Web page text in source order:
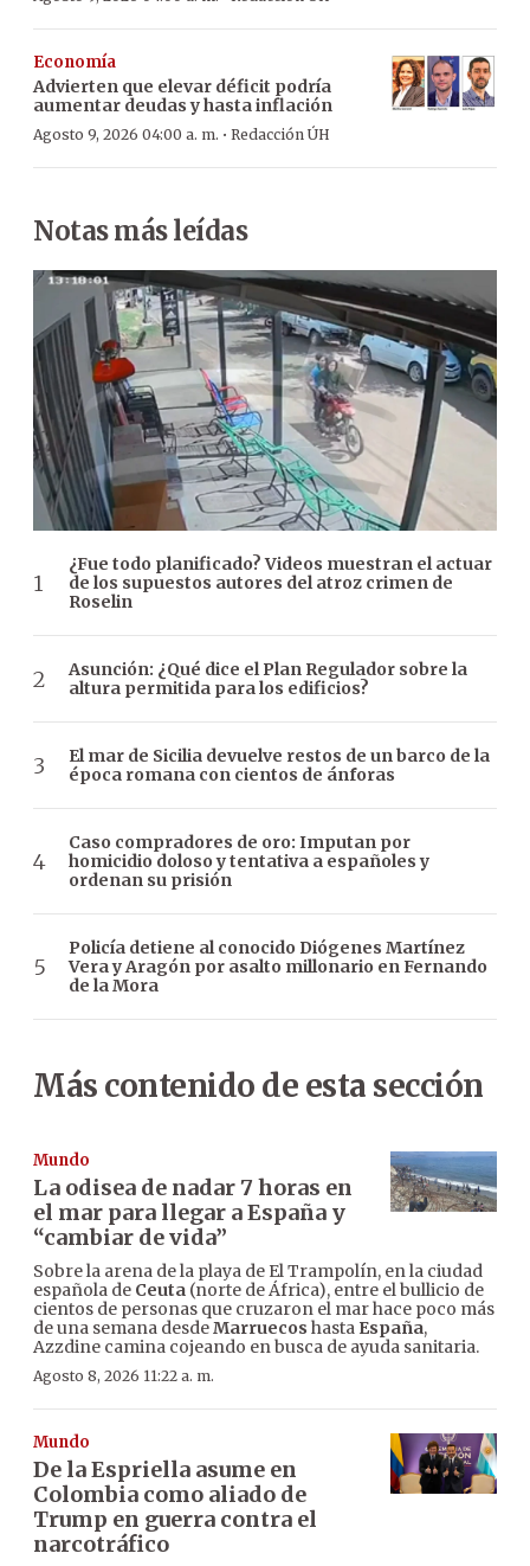
Economía
Advierten que elevar déficit podría
aumentar deudas y hasta inflación
Agosto 9, 2026 04:00 a. m. · Redacción ÚH
Notas más leídas
¿Fue todo planificado? Videos muestran el actuar
de los supuestos autores del atroz crimen de
Roselin
Asunción: ¿Qué dice el Plan Regulador sobre la
altura permitida para los edificios?
El mar de Sicilia devuelve restos de un barco de la
época romana con cientos de ánforas
Caso compradores de oro: Imputan por
homicidio doloso y tentativa a españoles y
ordenan su prisión
Policía detiene al conocido Diógenes Martínez
Vera y Aragón por asalto millonario en Fernando
de la Mora
Más contenido de esta sección
Mundo
La odisea de nadar 7 horas en
el mar para llegar a España y
“cambiar de vida”
Sobre la arena de la playa de El Trampolín, en la ciudad
española de Ceuta (norte de África), entre el bullicio de
cientos de personas que cruzaron el mar hace poco más
de una semana desdeMarruecos hasta España,
Azzdine camina cojeando en busca de ayuda sanitaria.
Agosto 8, 2026 11:22 a. m.
Mundo
De la Espriella asume en
Colombia como aliado de
Trump en guerra contra el
narcotráfico